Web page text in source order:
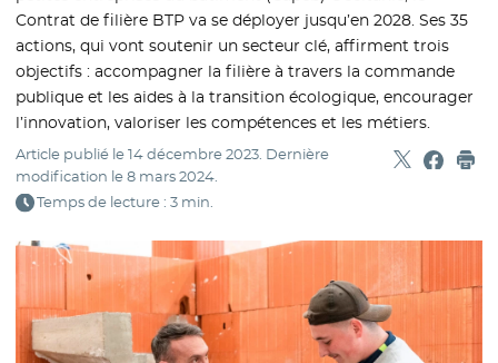
Contrat de filière BTP va se déployer jusqu’en 2028. Ses 35
actions, qui vont soutenir un secteur clé, affirment trois
objectifs : accompagner la filière à travers la commande
publique et les aides à la transition écologique, encourager
l’innovation, valoriser les compétences et les métiers.
Article publié le14 décembre 2023. Dernière
modification le8 mars 2024.
Temps de lecture : 3 min.
Partager
- Nouvelle
-